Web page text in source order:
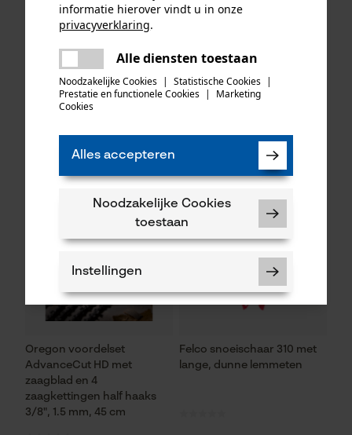
KOX zaagkettingen half
haaks 325", 1.6 mm, 74
aandrijfschakels, 3 stuks
48,82 €*
tanden incl. aandrijfring bijv.
geschikt voor Husqvarna
34,90 €*
Oregon voordelset
AdvanceCut HD met
zaagblad en 4
zaagkettingen half haaks
3/8", 1.5 mm, 45 cm
Felco snoeischaar 310 met
lange, dunne lemmeten
informatie hierover vindt u in onze
privacyverklaring.
Alle diensten toestaan
Noodzakelijke Cookies | Statistische Cookies |
Prestatie en functionele Cookies |
Marketing
Cookies
Alles accepteren
Noodzakelijke Cookies
toestaan
Instellingen
Noodzakelijke Cookies
Controleer instelling van cookies
Er is een fout opgetreden. Gelieve
het opnieuw te proberen.
delen
mail